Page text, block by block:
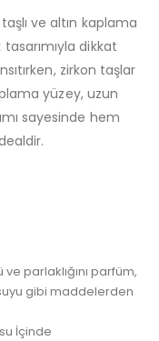
ve altın kaplama
dikkat
zirkon taşlar
yüzey, uzun
sayesinde hem
parlaklığını parfüm,
gibi maddelerden
İçinde